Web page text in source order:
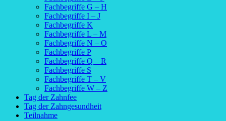
Fachbegriffe G – H
Fachbegriffe I – J
Fachbegriffe K
Fachbegriffe L – M
Fachbegriffe N – O
Fachbegriffe P
Fachbegriffe Q – R
Fachbegriffe S
Fachbegriffe T – V
Fachbegriffe W – Z
Tag der Zahnfee
Tag der Zahngesundheit
Teilnahme